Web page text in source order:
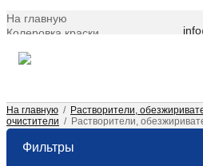
На главную
Колеровка краски
Договор оферта
На главную / Растворители,
очистители / Растворители,
Фильтры